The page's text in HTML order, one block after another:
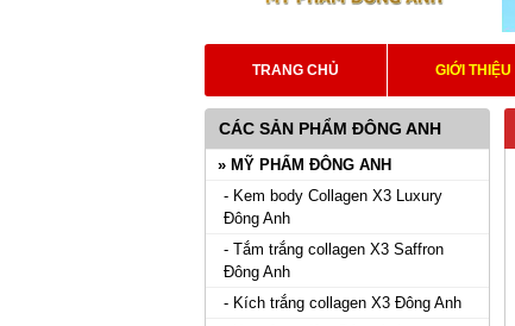
TRANG CHỦ GIỚI THIỆU
CÁC SẢN PHẨM ĐÔNG ANH
» MỸ PHẨM ĐÔNG ANH
- Kem body Collagen X3 Luxury
Đông Anh
- Tắm trắng collagen X3 Saffron
Đông Anh
- Kích trắng collagen X3 Đông Anh